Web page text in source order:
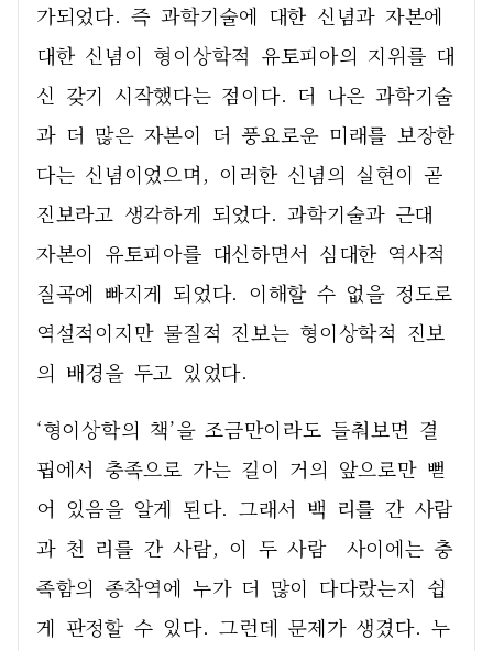
가되었다. 즉 과학기술에 대한 신념과 자본에
대한 신념이 형이상학적 유토피아의 지위를 대
신 갖기 시작했다는 점이다. 더 나은 과학기술
과 더 많은 자본이 더 풍요로운 미래를 보장한
다는 신념이었으며, 이러한 신념의 실현이 곧
진보라고 생각하게 되었다. 과학기술과 근대
자본이 유토피아를 대신하면서 심대한 역사적
질곡에 빠지게 되었다. 이해할 수 없을 정도로
역설적이지만 물질적 진보는 형이상학적 진보
의 배경을 두고 있었다.
‘형이상학의 책’을 조금만이라도 들춰보면 결
핍에서 충족으로 가는 길이 거의 앞으로만 뻗
어 있음을 알게 된다. 그래서 백 리를 간 사람
과 천 리를 간 사람, 이 두 사람  사이에는 충
족함의 종착역에 누가 더 많이 다다랐는지 쉽
게 판정할 수 있다. 그런데 문제가 생겼다. 누